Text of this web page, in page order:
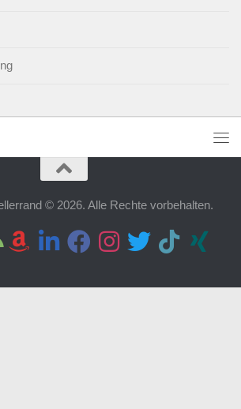
© 2026. Alle Rechte vorbehalten.